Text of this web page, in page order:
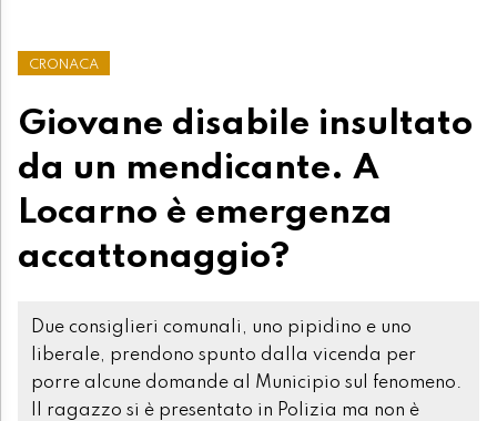
CRONACA
Giovane disabile insultato
da un mendicante. A
Locarno è emergenza
accattonaggio?
Due consiglieri comunali, uno pipidino e uno
liberale, prendono spunto dalla vicenda per
porre alcune domande al Municipio sul fenomeno.
Il ragazzo si è presentato in Polizia ma non è